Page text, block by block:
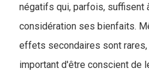
négatifs qui, parfois, suffisent
considération ses bienfaits.
effets secondaires sont
important d'être conscient de